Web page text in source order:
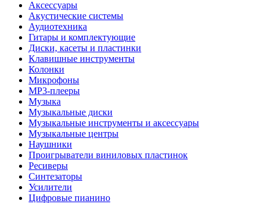
Аксессуары
Акустические системы
Аудиотехника
Гитары и комплектующие
Диски, касеты и пластинки
Клавишные инструменты
Колонки
Микрофоны
МР3-плееры
Музыка
Музыкальные диски
Музыкальные инструменты и аксессуары
Музыкальные центры
Наушники
Проигрыватели виниловых пластинок
Ресиверы
Синтезаторы
Усилители
Цифровые пианино